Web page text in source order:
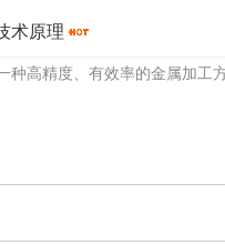
术原理
种高精度、有效率的金属加工